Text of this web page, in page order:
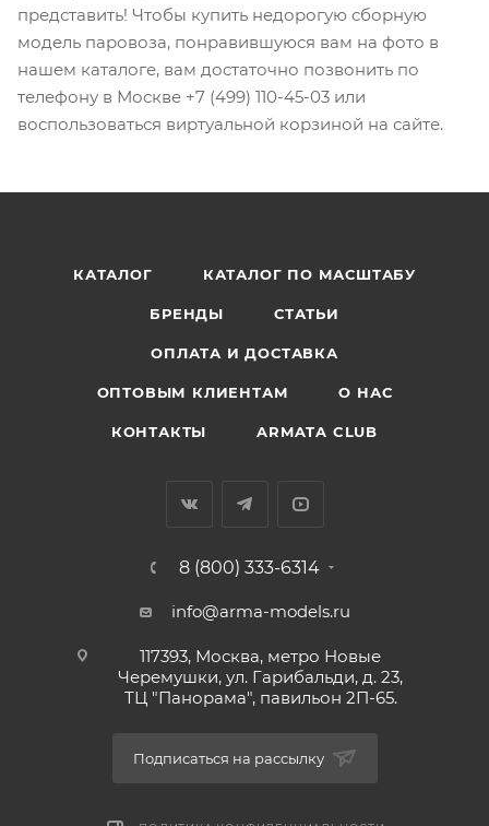
представить! Чтобы купить недорогую сборную
модель паровоза, понравившуюся вам на фото в
нашем каталоге, вам достаточно позвонить по
телефону в Москве +7 (499) 110-45-03 или
воспользоваться виртуальной корзиной на сайте.
КАТАЛОГ КАТАЛОГ ПО МАСШТАБУ
БРЕНДЫ СТАТЬИ
ОПЛАТА И ДОСТАВКА
ОПТОВЫМ КЛИЕНТАМ О НАС
КОНТАКТЫ ARMATA CLUB
8 (800) 333-6314
info@arma-models.ru
117393, Москва, метро Новые
Черемушки, ул. Гарибальди, д. 23,
ТЦ "Панорама", павильон 2П-65.
Подписаться на рассылку